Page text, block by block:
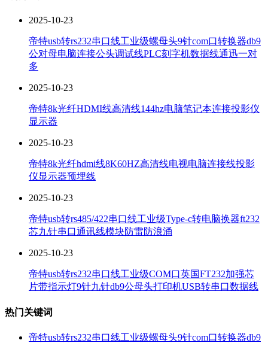
2025-10-23
帝特usb转rs232串口线工业级螺母头9针com口转换器db9
公对母电脑连接公头调试线PLC刻字机数据线通迅一对
多
2025-10-23
帝特8k光纤HDMI线高清线144hz电脑笔记本连接投影仪
显示器
2025-10-23
帝特8k光纤hdmi线8K60HZ高清线电视电脑连接线投影
仪显示器预埋线
2025-10-23
帝特usb转rs485/422串口线工业级Type-c转电脑换器ft232
芯九针串口通讯线模块防雷防浪涌
2025-10-23
帝特usb转rs232串口线工业级COM口英国FT232加强芯
片带指示灯9针九针db9公母头打印机USB转串口数据线
热门关键词
帝特usb转rs232串口线工业级螺母头9针com口转换器db9